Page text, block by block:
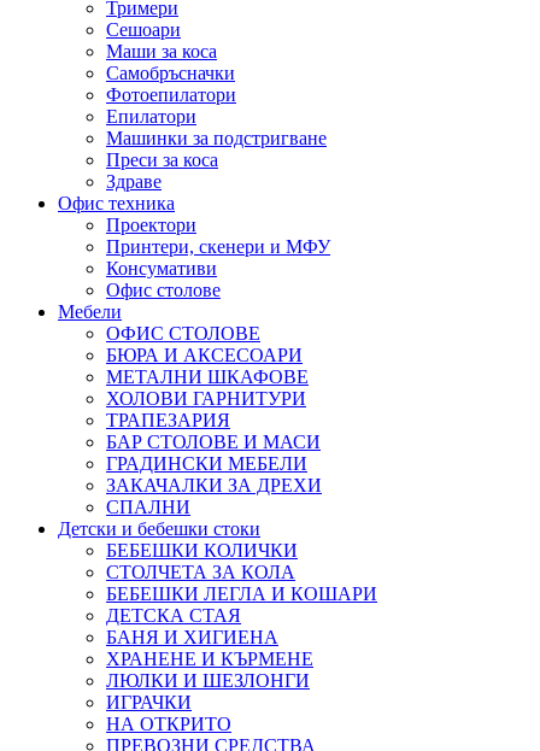
Тримери
Сешоари
Маши за коса
Самобръсначки
Фотоепилатори
Епилатори
Машинки за подстригване
Преси за коса
Здраве
Офис техника
Проектори
Принтери, скенери и МФУ
Консумативи
Офис столове
Мебели
ОФИС СТОЛОВЕ
БЮРА И АКСЕСОАРИ
МЕТАЛНИ ШКАФОВЕ
ХОЛОВИ ГАРНИТУРИ
ТРАПЕЗАРИЯ
БАР СТОЛОВЕ И МАСИ
ГРАДИНСКИ МЕБЕЛИ
ЗАКАЧАЛКИ ЗА ДРЕХИ
СПАЛНИ
Детски и бебешки стоки
БЕБЕШКИ КОЛИЧКИ
СТОЛЧЕТА ЗА КОЛА
БЕБЕШКИ ЛЕГЛА И КОШАРИ
ДЕТСКА СТАЯ
БАНЯ И ХИГИЕНА
ХРАНЕНЕ И КЪРМЕНЕ
ЛЮЛКИ И ШЕЗЛОНГИ
ИГРАЧКИ
НА ОТКРИТО
ПРЕВОЗНИ СРЕДСТВА